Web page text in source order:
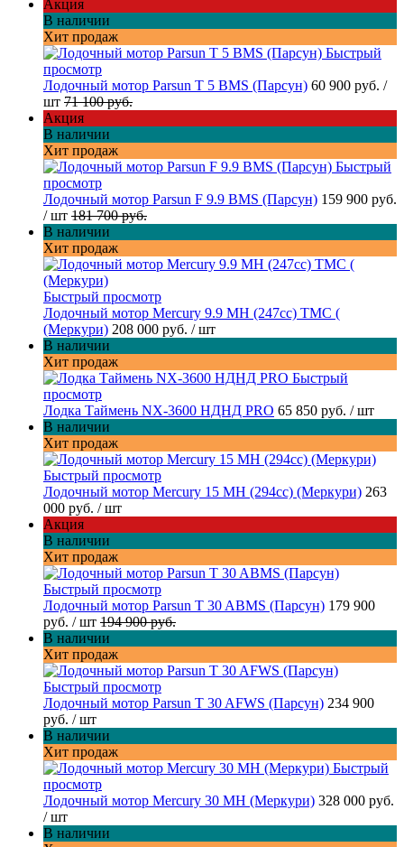
Акция
В наличии
Хит продаж
Быстрый
просмотр
Лодочный мотор Parsun T 5 BMS (Парсун) 60 900 руб. /
шт 71 100 руб.
Акция
В наличии
Хит продаж
Быстрый
просмотр
Лодочный мотор Parsun F 9.9 BMS (Парсун) 159 900 руб.
/ шт 181 700 руб.
В наличии
Хит продаж
Быстрый просмотр
Лодочный мотор Mercury 9.9 МН (247cc) TMC (
(Меркури) 208 000 руб. / шт
В наличии
Хит продаж
Быстрый
просмотр
Лодка Таймень NX-3600 НДНД PRO 65 850 руб. / шт
В наличии
Хит продаж
Быстрый просмотр
Лодочный мотор Mercury 15 MH (294cc) (Меркури) 263
000 руб. / шт
Акция
В наличии
Хит продаж
Быстрый просмотр
Лодочный мотор Parsun T 30 ABMS (Парсун) 179 900
руб. / шт 194 900 руб.
В наличии
Хит продаж
Быстрый просмотр
Лодочный мотор Parsun T 30 AFWS (Парсун) 234 900
руб. / шт
В наличии
Хит продаж
Быстрый
просмотр
Лодочный мотор Mercury 30 MH (Меркури) 328 000 руб.
/ шт
В наличии